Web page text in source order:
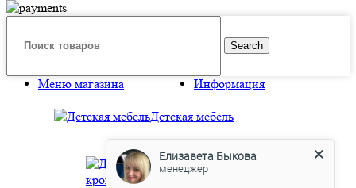
Search
Меню магазина Информация
Детская мебель
Детские
кровати из массива
Елизавета Быкова
менеджер